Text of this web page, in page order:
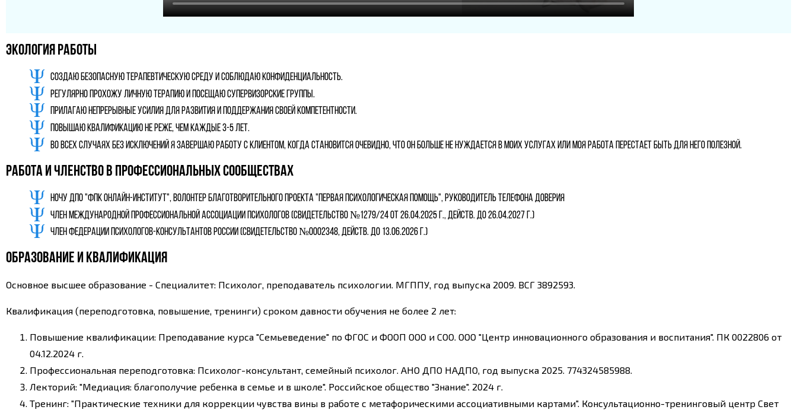
Экология работы
Создаю безопасную терапевтическую среду и соблюдаю конфиденциальность.
Регулярно прохожу личную терапию и посещаю супервизорские группы.
Прилагаю непрерывные усилия для развития и поддержания своей компетентности.
Повышаю квалификацию не реже, чем каждые 3-5 лет.
Во всех случаях без исключений я завершаю работу с клиентом, когда становится очевидно, что он больше не нуждается в моих услугах или моя работа перестает быть для него полезной.
Работа и членство в профессиональных сообществах
НОЧУ ДПО "ФПК ОНЛАЙН-ИНСТИТУТ", Волонтер Благотворительного проекта "Первая психологическая помощь", руководитель Телефона Доверия
Член Международной Профессиональной Ассоциации Психологов (Свидетельство №1279/24 от 26.04.2025 г., действ. до 26.04.2027 г.)
Член Федерации Психологов-Консультантов России (Свидетельство №0002348, действ. до 13.06.2026 г.)
Образование и квалификация
Основное высшее образование - Специалитет: Психолог, преподаватель психологии. МГППУ, год выпуска 2009. ВСГ 3892593.
Квалификация (переподготовка, повышение, тренинги) сроком давности обучения не более 2 лет:
Повышение квалификации: Преподавание курса "Семьеведение" по ФГОС и ФООП ООО и СОО. ООО "Центр инновационного образования и воспитания". ПК 0022806 от
04.12.2024 г.
Профессиональная переподготовка: Психолог-консультант, семейный психолог. АНО ДПО НАДПО, год выпуска 2025. 774324585988.
Лекторий: "Медиация: благополучие ребенка в семье и в школе". Российское общество "Знание". 2024 г.
Тренинг: "Практические техники для коррекции чувства вины в работе с метафорическими ассоциативными картами". Консультационно-тренинговый центр Свет